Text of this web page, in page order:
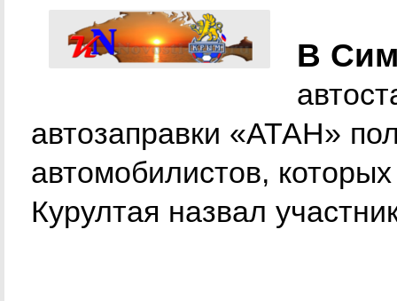
В
автозаправки «АТАН»
автомобилистов,
Курултая назвал